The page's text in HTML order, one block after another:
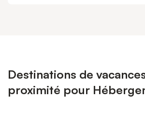
Destinations de
proximité pour